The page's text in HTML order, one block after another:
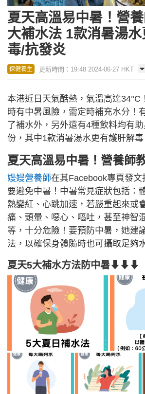
夏天高溫易中暑！營
大補水法 1款消暑湯
毒/抗發炎
保健養生 更新時間：19:48 2024-06-27 HKT
本港近日天氣酷熱，氣溫高達34°C
時有中暑風險，需定時補充水分！
了補水外，另外還有4種飲料均有
份，其中1款消暑湯水更有護肝解毒
夏天高溫易中暑！營養師
嫚嫚營養師在其Facebook專頁發文
要避免中暑！中暑常見症狀包括：
熱變紅、心跳加速，若嚴重起來或
痛、頭暈、噁心、嘔吐，甚至神智
等，十分危險！要預防中暑，她建
法，以確保身體隨時也可攝取足夠
夏天5大補水方法防中暑⬇⬇⬇